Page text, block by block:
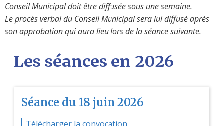
Conseil Municipal doit être diffusée sous une semaine.
Le procès verbal du Conseil Municipal sera lui diffusé après
son approbation qui aura lieu lors de la séance suivante.
Les séances en 2026
Séance du 18 juin 2026
Télécharger la convocation